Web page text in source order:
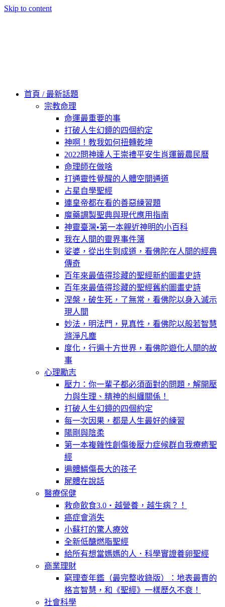
Skip to content
首頁 / 最新話題
宗教命理
命運最重要的事
打破人生幻鏡的四個約定
神啊！教我如何扭轉乾坤
2022問神達人王崇禮平安生肖運籤農民曆
命理師在做啥
打通靈性覺醒的人體空間通道
占星自學聖經
連皇帝都在看的善惡練習題
魔藥調製聖典與現代應用指南
神靈臺灣•第一本親近神明的小百科
我在人間的靈界事件簿
娑婆，從出生到成道，看佛陀在人間的經典
傳奇
百年來最值得珍藏的聖經新約圖畫史詩
百年來最值得珍藏的聖經舊約圖畫史詩
涅槃，破生死，了無常，看佛陀以身入滅示
現人間
妙法，明法門，見真性，看佛陀以般若智慧
滌淨凡塵
度化，行遍十方世界，看佛陀遊化人間的故
事
心理勵志
壓力：你一輩子都必須面對的問題，解開壓
力與生理、精神的糾纏關係！
打破人生幻鏡的四個約定
每一次因果，都是人生最好的練習
陽剛與陰柔
第一本複雜性創傷後壓力症候群自我療癒聖
經
遍體鱗傷長大的孩子
屍體在說話
醫療保健
救命飲食3.0‧越營養，越生病？！
癌症會消失
小蘇打的驚人療效
全新低醣燃脂聖經
給所有想當媽媽的人．科學實證養卵聖經
商業理財
窮理查年鑑（最完整收錄版）：地表最賣的
格言智慧，和《聖經》一樣歷久不衰！
社會科學